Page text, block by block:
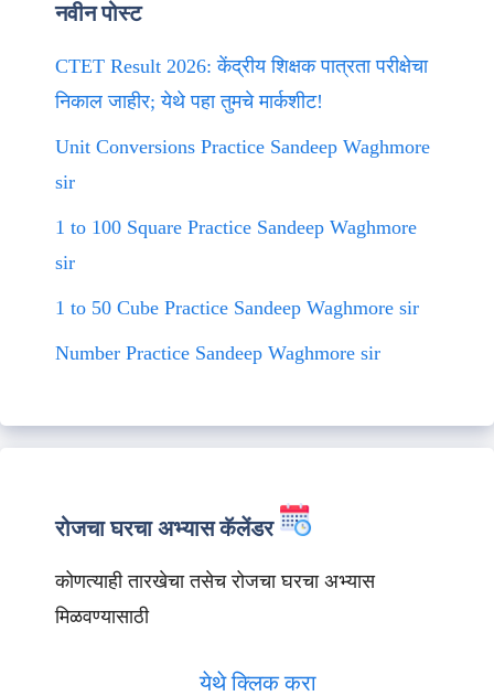
नवीन पोस्ट
CTET Result 2026: केंद्रीय शिक्षक पात्रता परीक्षेचा
निकाल जाहीर; येथे पहा तुमचे मार्कशीट!
Unit Conversions Practice Sandeep Waghmore
sir
1 to 100 Square Practice Sandeep Waghmore
sir
1 to 50 Cube Practice Sandeep Waghmore sir
Number Practice Sandeep Waghmore sir
रोजचा घरचा अभ्यास कॅलेंडर
कोणत्याही तारखेचा तसेच रोजचा घरचा अभ्यास
मिळवण्यासाठी
येथे क्लिक करा